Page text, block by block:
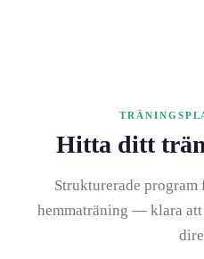
Hitta ditt
Strukturerade program
hemmaträning — klara